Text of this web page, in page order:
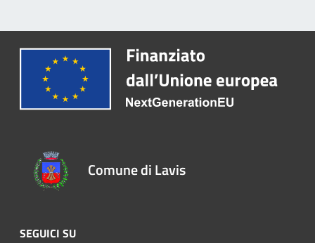
Comune di Lavis
SEGUICI SU